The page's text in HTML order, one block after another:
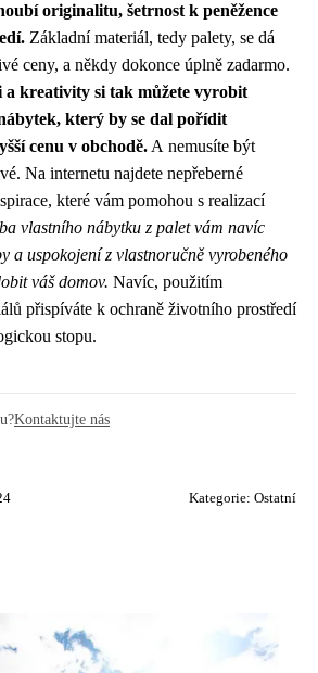
originalitu, šetrnost k peněžence
Základní materiál, tedy palety, se dá
ceny, a někdy dokonce úplně zadarmo.
a kreativity si tak můžete vyrobit
který by se dal pořídit
cenu v obchodě. A nemusíte být
Na internetu najdete nepřeberné
které vám pomohou s realizací
vlastního nábytku z palet vám navíc
a uspokojení z vlastnoručně vyrobeného
váš domov. Navíc, použitím
přispíváte k ochraně životního prostředí
stopu.
Kontaktujte nás
Kategorie: Ostatní